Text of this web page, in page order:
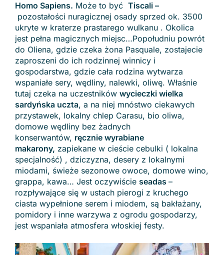
Homo Sapiens. Może to być Tiscali –
pozostałości nuragicznej osady sprzed ok. 3500
ukryte w kraterze prastarego wulkanu . Okolica
jest pełna magicznych miejsc…Popołudniu powrót
do Oliena, gdzie czeka żona Pasquale, zostajecie
zaproszeni do ich rodzinnej winnicy i
gospodarstwa, gdzie cała rodzina wytwarza
wspaniałe sery, wędliny, nalewki, oliwę. Właśnie
tutaj czeka na uczestników wycieczki wielka
sardyńska uczta, a na niej mnóstwo ciekawych
przystawek, lokalny chlep Carasu, bio oliwa,
domowe wędliny bez żadnych
konserwantów, ręcznie wyrabiane
makarony, zapiekane w cieście cebulki ( lokalna
specjalność) , dziczyzna, desery z lokalnymi
miodami, świeże sezonowe owoce, domowe wino,
grappa, kawa… Jest oczywiście seadas –
rozpływające się w ustach pierogi z kruchego
ciasta wypełnione serem i miodem, są bakłażany,
pomidory i inne warzywa z ogrodu gospodarzy,
jest wspaniała atmosfera włoskiej festy.